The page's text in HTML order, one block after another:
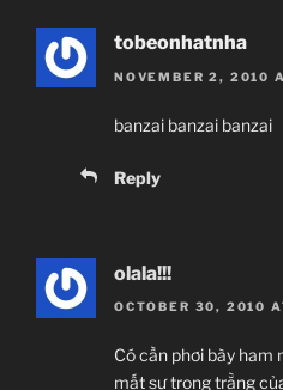
tobeonhatnha
NOVEMBER 2, 2010
banzai banzai banzai
Reply
olala!!!
OCTOBER 30, 2010
Có cần phơi bày ham
mất sự trong trằng